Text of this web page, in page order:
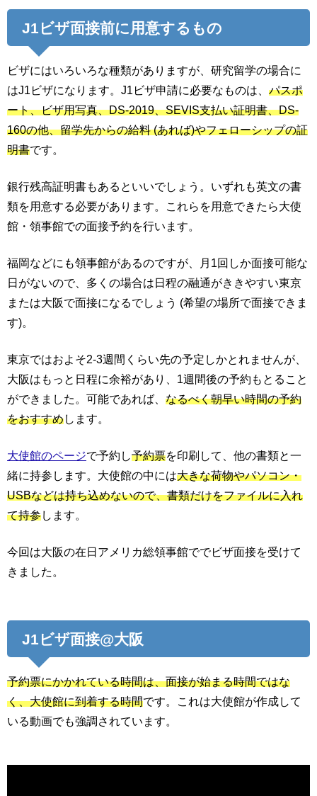
J1ビザ面接前に用意するもの
ビザにはいろいろな種類がありますが、研究留学の場合に
はJ1ビザになります。J1ビザ申請に必要なものは、 パスポ
ート、ビザ用写真、DS-2019、SEVIS支払い証明書、DS-
160の他、留学先からの給料 (あれば)やフェローシップの証
明書です。
銀行残高証明書もあるといいでしょう。いずれも英文の書
類を用意する必要があります。これらを用意できたら大使
館・領事館での面接予約を行います。
福岡などにも領事館があるのですが、月1回しか面接可能な
日がないので、多くの場合は日程の融通がききやすい東京
または大阪で面接になるでしょう (希望の場所で面接できま
す)。
東京ではおよそ2-3週間くらい先の予定しかとれませんが、
大阪はもっと日程に余裕があり、1週間後の予約もとること
ができました。可能であれば、 なるべく朝早い時間の予約
をおすすめします。
大使館のページで予約し予約票を印刷して、他の書類と一
緒に持参します。大使館の中には大きな荷物やパソコン・
USBなどは持ち込めないので、書類だけをファイルに入れ
て持参します。
今回は大阪の在日アメリカ総領事館ででビザ面接を受けて
きました。
J1ビザ面接@大阪
予約票にかかれている時間は、面接が始まる時間ではな
く、大使館に到着する時間です。これは大使館が作成して
いる動画でも強調されています。